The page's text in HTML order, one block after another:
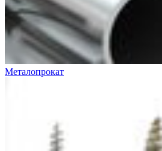
Металопрокат